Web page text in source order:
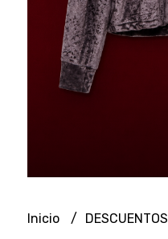
Inicio DESCUENTOS